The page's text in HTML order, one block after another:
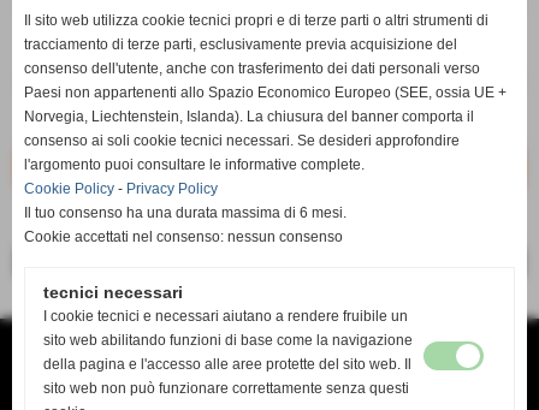
q.tà
remove_circle add_circle
KPAS-A11
Disponibile
TANDA SERVICE di TANDA MAURO
VIA DEL RISORGIMENTO 138 B
O9134 CAGLIARI CA
TEL. 070 4618636
Il sito web utilizza cookie tecnici propri e di terze parti o altri strumenti di
tracciamento di terze parti, esclusivamente previa acquisizione del
consenso dell'utente, anche con trasferimento dei dati personali verso
Paesi non appartenenti allo Spazio Economico Europeo (SEE, ossia UE +
Norvegia, Liechtenstein, Islanda). La chiusura del banner comporta il
consenso ai soli cookie tecnici necessari. Se desideri approfondire
l'argomento puoi consultare le informative complete.
Cookie Policy - Privacy Policy
Il tuo consenso ha una durata massima di 6 mesi.
Cookie accettati nel consenso: nessun consenso
tecnici necessari
I cookie tecnici e necessari aiutano a rendere fruibile un
sito web abilitando funzioni di base come la navigazione
della pagina e l'accesso alle aree protette del sito web. Il
sito web non può funzionare correttamente senza questi